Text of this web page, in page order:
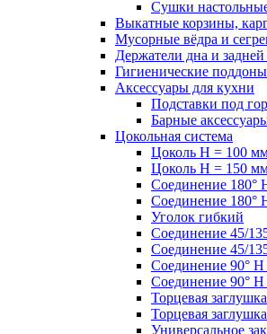
Сушки
Выкатные корзины,
Мусорные вёдра и
Держатели дна и
Гигиенические
Аксессуары для кухни
Подставки под
Барные
Цокольная система
Цоколь H = 100
Цоколь H = 150
Соединение 180°
Соединение 180°
Уголок гибкий
Соединение 45/
Соединение 45/
Соединение 90°
Соединение 90°
Торцевая
Торцевая
Универсальное